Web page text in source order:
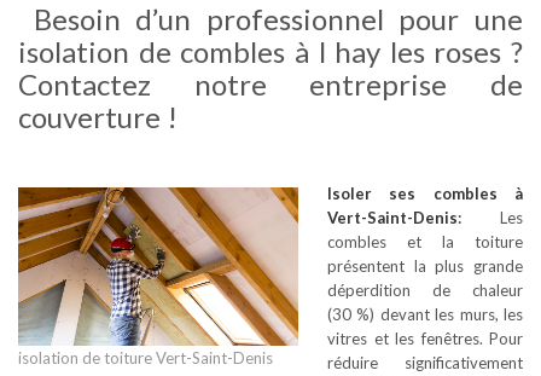
Besoin d’un professionnel pour une
isolation de combles à l hay les roses ?
Contactez notre entreprise de
couverture !
isolation de toiture Vert-Saint-Denis
Isoler ses combles à
Vert-Saint-Denis: Les
combles et la toiture
présentent la plus grande
déperdition de chaleur
(30 %) devant les murs, les
vitres et les fenêtres. Pour
réduire significativement